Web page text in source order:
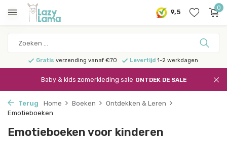
9,5
0
Gratis verzending vanaf €70 Levertijd1-2 werkdagen
Baby & kids zomerkleding sale ONTDEK DE SALE
Terug Home Boeken
Ontdekken & Leren
Emotieboeken
Emotieboeken voor kinderen